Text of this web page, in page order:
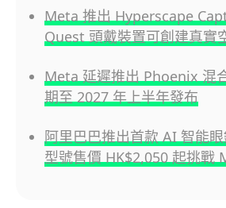
Meta 推出 Hyperscape
Quest 頭戴裝置可創建真實
Meta 延遲推出 Phoenix
期至 2027 年上半年發布
阿里巴巴推出首款 AI 智能
型號售價 HK$2,050 起挑戰